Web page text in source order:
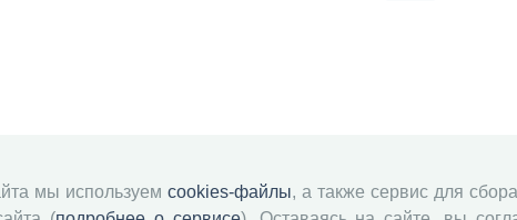
мы используем cookies-файлы, а также сервис для